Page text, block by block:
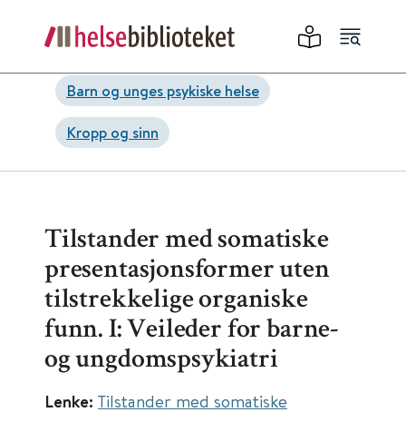
Barn og unges psykiske helse
Kropp og sinn
Tilstander med somatiske
presentasjonsformer uten
tilstrekkelige organiske
funn. I: Veileder for barne-
og ungdomspsykiatri
Lenke: Tilstander med somatiske